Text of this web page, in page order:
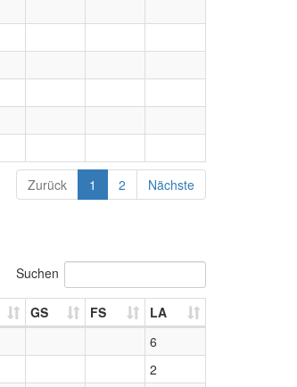
Zurück 1 2 Nächste
Suchen
GS FS
LA
6
2